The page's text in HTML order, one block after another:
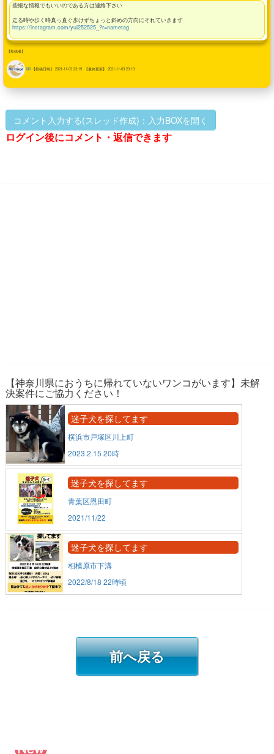
些細な情報でもいいのである方は連絡下さい
走る時や歩く時真っ直ぐ歩けずちょっと斜めの方向にそれていきます
https://instagram.com/yui252525_?r=nametag
【投稿者】
iga 【投稿日時】 2021-11-03 23:19 【最終更新】 2021-11-03 23:19
コメント入力する(スレッド作成)：入力BOXを開く
ログイン後にコメント・返信できます
【神奈川県におうちに帰れていないワンコがいます】未解
決案件にご協力ください！
迷子犬を探してます
横浜市戸塚区川上町
2023.2.15 20時
迷子犬を探してます
青葉区恩田町
2021/11/22
迷子犬を探してます
相模原市下溝
2022/8/18 22時頃
前へ戻る